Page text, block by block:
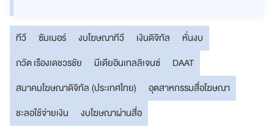
ทีวี ซัมเมอร์ งบโฆษณาทีวี เงินดิจิทัล
หั่นงบ
ภวัต เรืองเดชวรชัย
มีเดียอินเทลลิเจนซ์
DAAT
สมาคมโฆษณาดิจิทัล (ประเทศไทย)
อุตสาหกรรมสื่อโฆษณา
ชะลอใช้จ่ายเงิน
งบโฆษณาผ่านสื่อ